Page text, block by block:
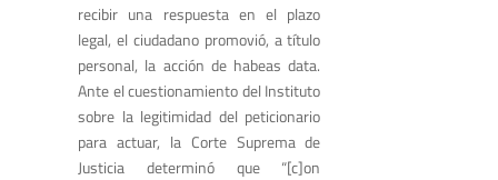
recibir una respuesta en el plazo
legal, el ciudadano promovió, a título
personal, la acción de habeas data.
Ante el cuestionamiento del Instituto
sobre la legitimidad del peticionario
para actuar, la Corte Suprema de
Justicia determinó que “[c]on